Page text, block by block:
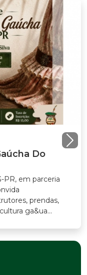
Do
parceria